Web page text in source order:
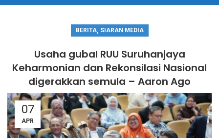
BERITA, SIARAN MEDIA
Usaha gubal RUU Suruhanjaya
Keharmonian dan Rekonsilasi Nasional
digerakkan semula – Aaron Ago
07
APR